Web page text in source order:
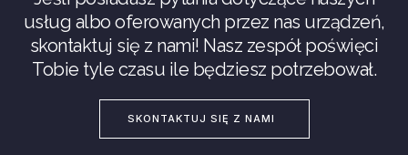
usług albo oferowanych przez nas urządzeń,
skontaktuj się z nami! Nasz zespół poświęci
Tobie tyle czasu ile będziesz potrzebował.
SKONTAKTUJ SIĘ Z NAMI